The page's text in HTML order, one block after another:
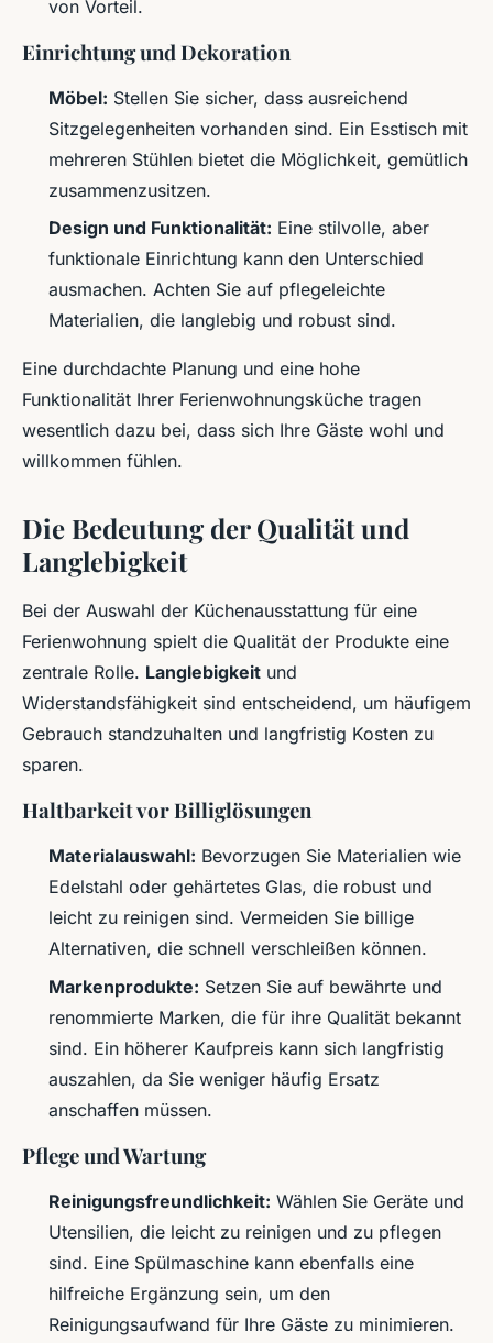
von Vorteil.
Einrichtung und Dekoration
Möbel: Stellen Sie sicher, dass ausreichend
Sitzgelegenheiten vorhanden sind. Ein Esstisch mit
mehreren Stühlen bietet die Möglichkeit, gemütlich
zusammenzusitzen.
Design und Funktionalität: Eine stilvolle, aber
funktionale Einrichtung kann den Unterschied
ausmachen. Achten Sie auf pflegeleichte
Materialien, die langlebig und robust sind.
Eine durchdachte Planung und eine hohe
Funktionalität Ihrer Ferienwohnungsküche tragen
wesentlich dazu bei, dass sich Ihre Gäste wohl und
willkommen fühlen.
Die Bedeutung der Qualität und
Langlebigkeit
Bei der Auswahl der Küchenausstattung für eine
Ferienwohnung spielt die Qualität der Produkte eine
zentrale Rolle. Langlebigkeit und
Widerstandsfähigkeit sind entscheidend, um häufigem
Gebrauch standzuhalten und langfristig Kosten zu
sparen.
Haltbarkeit vor Billiglösungen
Materialauswahl: Bevorzugen Sie Materialien wie
Edelstahl oder gehärtetes Glas, die robust und
leicht zu reinigen sind. Vermeiden Sie billige
Alternativen, die schnell verschleißen können.
Markenprodukte: Setzen Sie auf bewährte und
renommierte Marken, die für ihre Qualität bekannt
sind. Ein höherer Kaufpreis kann sich langfristig
auszahlen, da Sie weniger häufig Ersatz
anschaffen müssen.
Pflege und Wartung
Reinigungsfreundlichkeit: Wählen Sie Geräte und
Utensilien, die leicht zu reinigen und zu pflegen
sind. Eine Spülmaschine kann ebenfalls eine
hilfreiche Ergänzung sein, um den
Reinigungsaufwand für Ihre Gäste zu minimieren.